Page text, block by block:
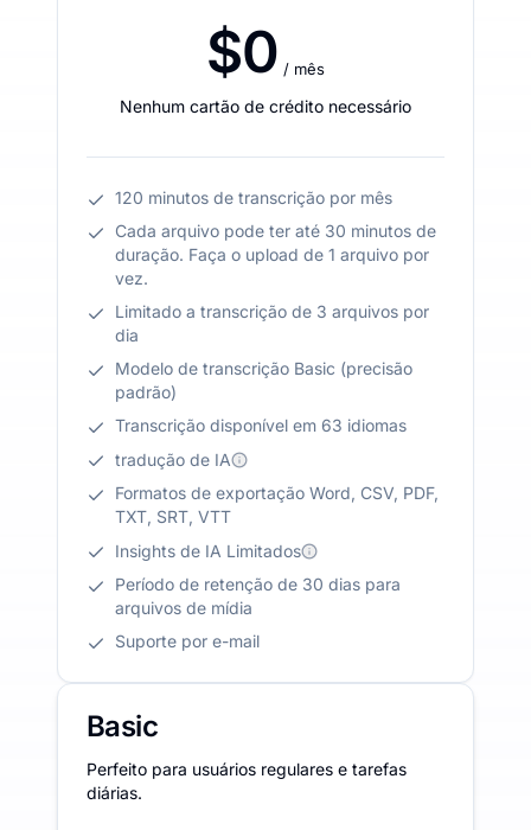
$0 / mês
Nenhum cartão de crédito necessário
120 minutos de transcrição por mês
Cada arquivo pode ter até 30 minutos de
duração. Faça o upload de 1 arquivo por
vez.
Limitado a transcrição de 3 arquivos por
dia
Modelo de transcrição Basic (precisão
padrão)
Transcrição disponível em 63 idiomas
tradução de IA
Formatos de exportação Word, CSV, PDF,
TXT, SRT, VTT
Insights de IA Limitados
Período de retenção de 30 dias para
arquivos de mídia
Suporte por e-mail
Basic
Perfeito para usuários regulares e tarefas
diárias.